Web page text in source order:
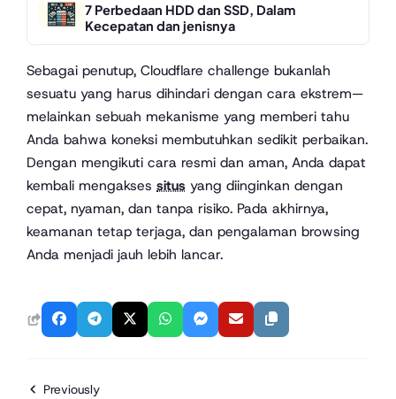
7 Perbedaan HDD dan SSD, Dalam
Kecepatan dan jenisnya
Sebagai penutup, Cloudflare challenge bukanlah
sesuatu yang harus dihindari dengan cara ekstrem—
melainkan sebuah mekanisme yang memberi tahu
Anda bahwa koneksi membutuhkan sedikit perbaikan.
Dengan mengikuti cara resmi dan aman, Anda dapat
kembali mengakses situs yang diinginkan dengan
cepat, nyaman, dan tanpa risiko. Pada akhirnya,
keamanan tetap terjaga, dan pengalaman browsing
Anda menjadi jauh lebih lancar.
Previously